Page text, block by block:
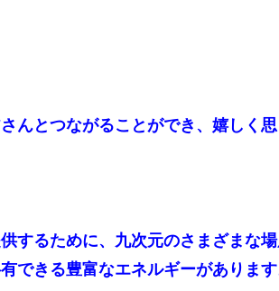
んとつながることができ、嬉しく思
するために、九次元のさまざまな
できる豊富なエネルギーがあります